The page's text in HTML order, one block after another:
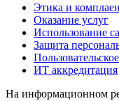
Этика и
Оказание услуг
Использование
Защита
ИТ аккредитация
На информационном